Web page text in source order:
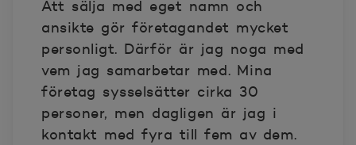
Att sälja med eget namn och
ansikte gör företagandet mycket
personligt. Därför är jag noga med
vem jag samarbetar med. Mina
företag sysselsätter cirka 30
personer, men dagligen är jag i
kontakt med fyra till fem av dem.